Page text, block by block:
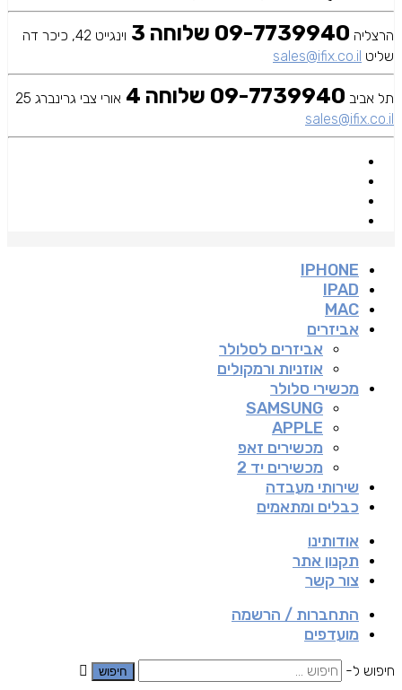
הרצליה 09-7739940 שלוחה 3
וינגייט 42, כיכר דה
שליט sales@ifix.co.il
תל אביב 09-7739940 שלוחה 4
אורי צבי גרינברג 25
sales@ifix.co.il
IPHONE
IPAD
MAC
אביזרים
אביזרים לסלולר
אוזניות ורמקולים
מכשירי סלולר
SAMSUNG
APPLE
מכשירים זאפ
מכשירים יד 2
שירותי מעבדה
כבלים ומתאמים
אודותינו
תקנון אתר
צור קשר
התחברות / הרשמה
מועדפים
חיפוש ל-